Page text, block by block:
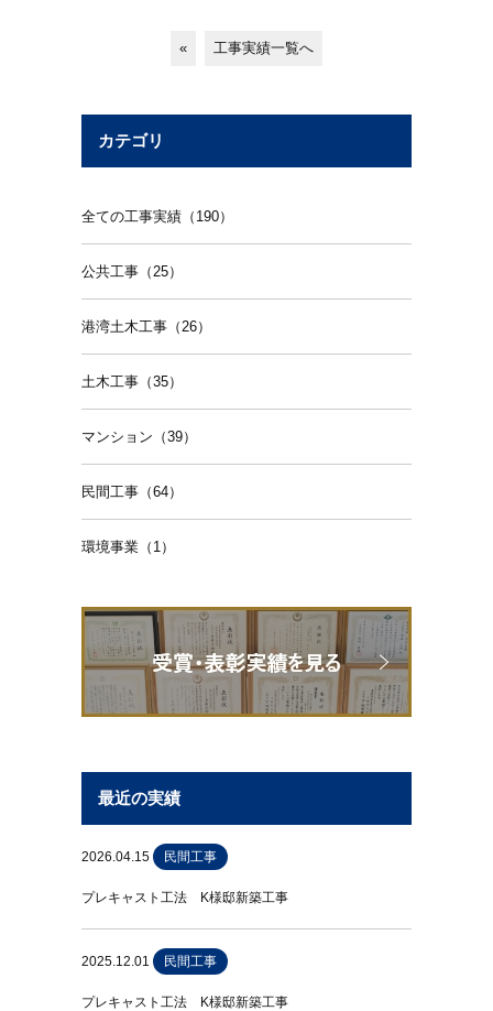
« 工事実績一覧へ
カテゴリ
全ての工事実績（190）
公共工事（25）
港湾土木工事（26）
土木工事（35）
マンション（39）
民間工事（64）
環境事業（1）
最近の実績
2026.04.15 民間工事
プレキャスト工法 K様邸新築工事
2025.12.01 民間工事
プレキャスト工法 K様邸新築工事